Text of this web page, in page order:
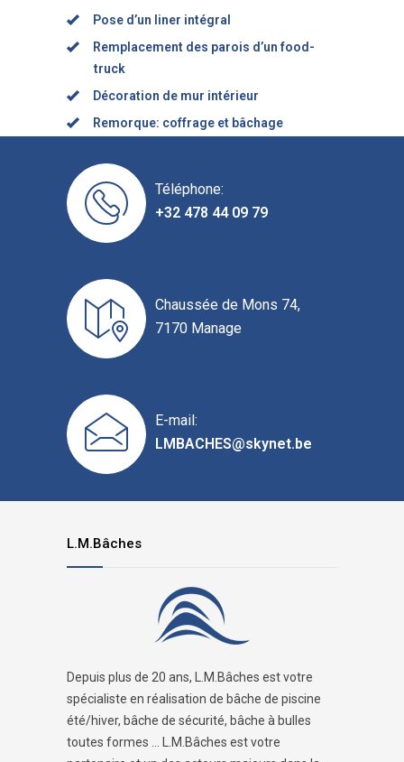
Pose d’un liner intégral
Remplacement des parois d’un food-
truck
Décoration de mur intérieur
Remorque: coffrage et bâchage
Téléphone:
+32 478 44 09 79
Chaussée de Mons 74,
7170 Manage
E-mail:
LMBACHES@skynet.be
L.M.Bâches
Depuis plus de 20 ans, L.M.Bâches est votre
spécialiste en réalisation de bâche de piscine
été/hiver, bâche de sécurité, bâche à bulles
toutes formes ... L.M.Bâches est votre